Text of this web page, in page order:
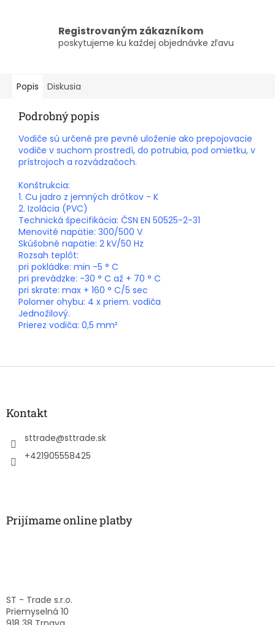
Registrovaným zákazníkom
poskytujeme ku každej objednávke zľavu
Popis Diskusia
Podrobný popis
Vodiče sú určené pre pevné uloženie ako prepojovacie
vodiče v suchom prostredí, do potrubia, pod omietku, v
prístrojoch a rozvádzačoch.
Konštrukcia:
1. Cu jadro z jemných drôtkov - K
2. Izolácia (PVC)
Technická špecifikácia: ČSN EN 50525-2-31
Menovité napätie: 300/500 V
Skúšobné napätie: 2 kV/50 Hz
Rozsah teplôt:
pri pokládke: min -5 ° C
pri prevádzke: -30 ° C až + 70 ° C
pri skrate: max + 160 ° C/5 sec
Polomer ohybu: 4 x priem. vodiča
Jednožilový.
Prierez vodiča: 0,5 mm²
Z
Kontakt
sttrade@sttrade.sk
+421905558425
Prijímame online platby
ST - Trade s.r.o.
Priemyselná 10